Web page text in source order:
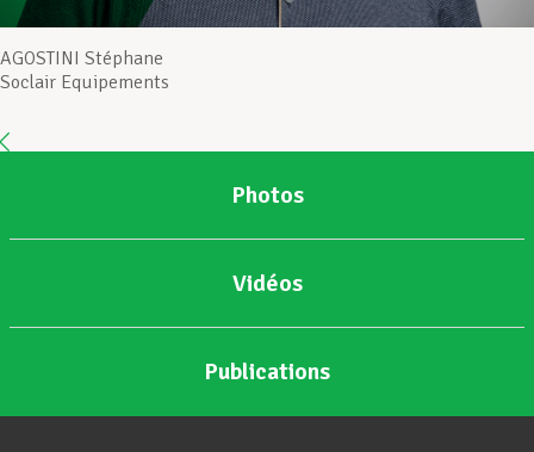
Assistance au Travail
Devenir Membre
AGOSTINI Stéphane
Soclair Equipements
Photos
Vidéos
Publications